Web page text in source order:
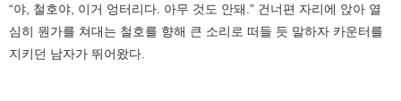
“야, 철호야, 이거 엉터리다. 아무 것도 안돼.” 건너편 자리에 앉아 열
심히 뭔가를 쳐대는 철호를 향해 큰 소리로 떠들 듯 말하자 카운터를
지키던 남자가 뛰어왔다.